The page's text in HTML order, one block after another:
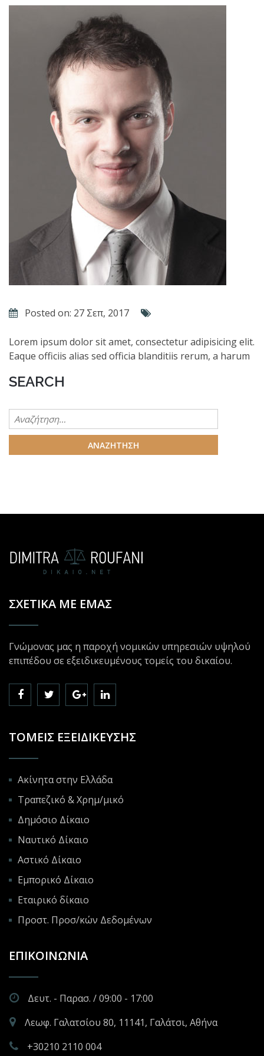
Posted on: 27 Σεπ, 2017
Lorem ipsum dolor sit amet, consectetur adipisicing elit.
Eaque officiis alias sed officia blanditiis rerum, a harum
SEARCH
Αναζήτηση
για:
ΣΧΕΤΙΚΆ ΜΕ ΕΜΆΣ
Γνώμονας μας η παροχή νομικών υπηρεσιών υψηλού
επιπέδου σε εξειδικευμένους τομείς του δικαίου.
ΤΟΜΕΊΣ ΕΞΕΙΔΊΚΕΥΣΗΣ
Ακίνητα στην Ελλάδα
Τραπεζικό & Χρημ/μικό
Δημόσιο Δίκαιο
Ναυτικό Δίκαιο
Αστικό Δίκαιο
Εμπορικό Δίκαιο
Εταιρικό δίκαιο
Προστ. Προσ/κών Δεδομένων
ΕΠΙΚΟΙΝΩΝΊΑ
Δευτ. - Παρασ. / 09:00 - 17:00
Λεωφ. Γαλατσίου 80, 11141, Γαλάτσι, Αθήνα
+30210 2110 004